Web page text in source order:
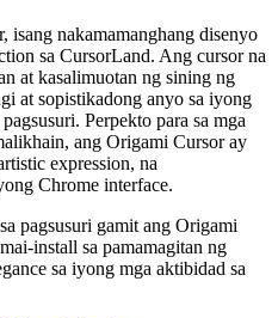
isang nakamamanghang disenyo
sa CursorLand. Ang cursor na
at kasalimuotan ng sining ng
at sopistikadong anyo sa iyong
Perpekto para sa mga
ang Origami Cursor ay
expression, na
Chrome interface.
pagsusuri gamit ang Origami
install sa pamamagitan ng
sa iyong mga aktibidad sa